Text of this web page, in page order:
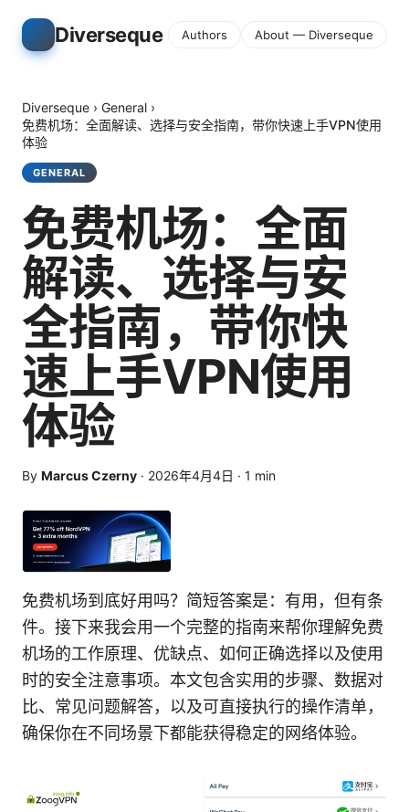
Diverseque Authors About — Diverseque
Diverseque › General ›
免费机场：全面解读、选择与安全指南，带你快速上手VPN使用
体验
GENERAL
免费机场：全面
解读、选择与安
全指南，带你快
速上手VPN使用
体验
By Marcus Czerny · 2026年4月4日 · 1 min
免费机场到底好用吗？简短答案是：有用，但有条
件。接下来我会用一个完整的指南来帮你理解免费
机场的工作原理、优缺点、如何正确选择以及使用
时的安全注意事项。本文包含实用的步骤、数据对
比、常见问题解答，以及可直接执行的操作清单，
确保你在不同场景下都能获得稳定的网络体验。